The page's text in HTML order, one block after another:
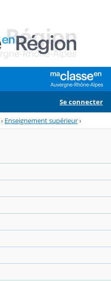
Se connecter
› Enseignement supérieur›